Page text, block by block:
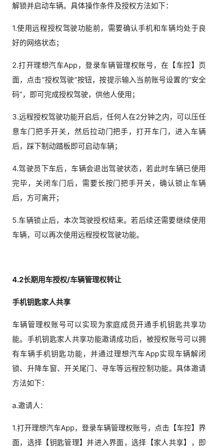
解锁并启动车辆。具体操作条件及授权方法如下：
1.使用远程授权驾驶功能前，需要确认手机和车辆均处于良
好的网络状态；
2.打开理想汽车App，登录车辆管理权账号，在【车控】页
面，点击“授权驾驶”按钮，按提示输入当前账号设置的“安全
码”，即可完成授权驾驶，供他人使用；
3.远程授权驾驶功能开启后，任何人在2分钟之内，可以压任
意车门把手开关，然后拉动门把手，打开车门，进入车辆
后，踩下制动踏板即可启动车辆；
4.驾驶员下车后，车辆会退出驾驶状态，若此时车辆已使用
完毕，关闭车门后，需要长按门把手开关，确认锁止车辆
后，方可离开；
5.车辆锁止后，本次驾驶授权结束。若后续还需要继续使用
车辆，可以再次使用远程授权驾驶功能。
4.2长期用车授权/车辆管理权转让
手机钥匙家人共享
车辆管理权账号可以实现为家庭成员开通手机钥匙共享功
能。手机钥匙家人共享功能邀请成功后，被授权账号可以拥
有车辆手机钥匙功能，并通过理想汽车App实现车辆解闭
锁、升降车窗、开关尾门、寻车等远程控制功能。具体邀请
方法如下：
a.邀请人：
1.打开理想汽车App，登录车辆管理权账号，点击【车控】界
面，选择【钥匙管理】并进入界面，选择【家人共享】，即